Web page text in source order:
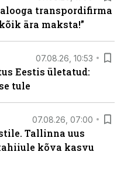
transpordifirma
ära maksta!”
07.08.26, 10:53
Eestis ületatud:
tule
07.08.26, 07:00
Tallinna uus
kõva kasvu